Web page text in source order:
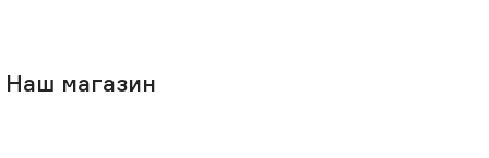
Наш магазин